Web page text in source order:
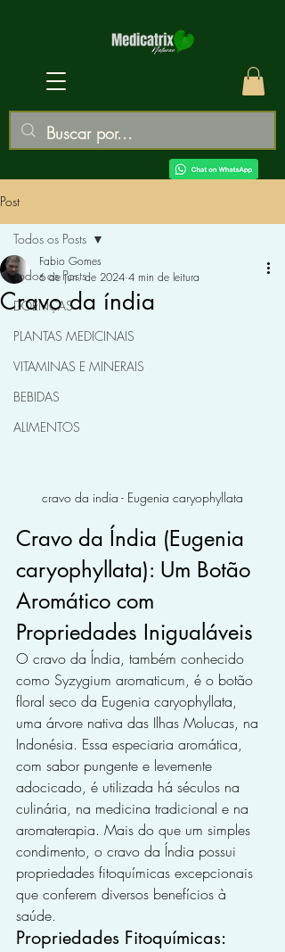
Post
Todos os Posts
DOENÇAS
PLANTAS MEDICINAIS
VITAMINAS E MINERAIS
BEBIDAS
ALIMENTOS
Todos os Posts
Cravo da índia
Fabio Gomes
6 de jun. de 2024 4 min de leitura
cravo da india - Eugenia caryophyllata
Cravo da Índia (Eugenia
caryophyllata): Um Botão
Aromático com
Propriedades Inigualáveis
O cravo da Índia, também conhecido
como Syzygium aromaticum, é o botão
floral seco da Eugenia caryophyllata,
uma árvore nativa das Ilhas Molucas, na
Indonésia. Essa especiaria aromática,
com sabor pungente e levemente
adocicado, é utilizada há séculos na
culinária, na medicina tradicional e na
aromaterapia. Mais do que um simples
condimento, o cravo da Índia possui
propriedades fitoquímicas excepcionais
que conferem diversos benefícios à
saúde.
Propriedades Fitoquímicas: